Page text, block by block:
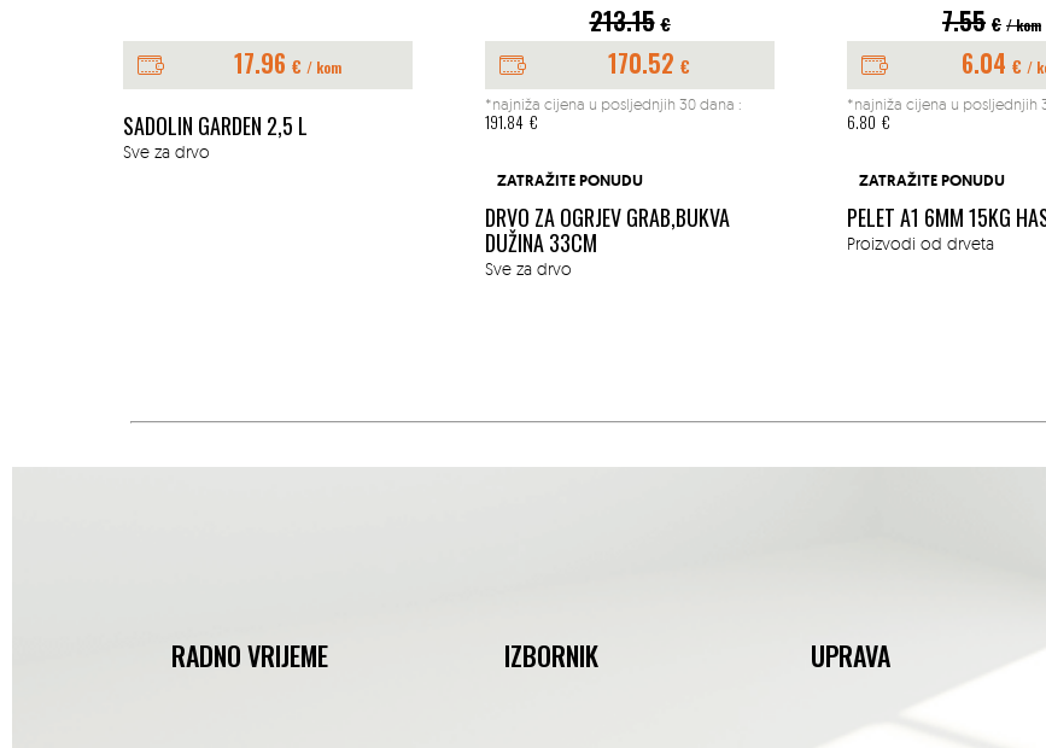
17.96 € / kom
SADOLIN GARDEN 2,5 L
Sve za drvo
213.15 €
170.52 €
*najniža cijena u posljednjih 30 dana :
191.84 €
ZATRAŽITE PONUDU
DRVO ZA OGRJEV GRAB,BUKVA
DUŽINA 33CM
Sve za drvo
7.55 € / kom
6.04 € /
*najniža cijena u posljednjih
6.80 €
ZATRAŽITE PONUDU
PELET A1 6MM 15KG
Proizvodi od drveta
RADNO VRIJEME IZBORNIK UPRAVA